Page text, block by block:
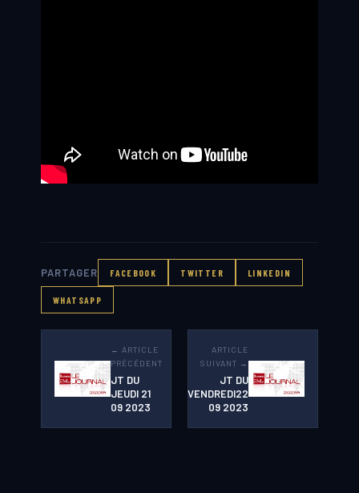
PARTAGER FACEBOOK TWITTER LINKEDIN
WHATSAPP
← ARTICLE
PRÉCÉDENT
JT DU
JEUDI 21
09 2023
ARTICLE
SUIVANT →
JT DU
VENDREDI22
09 2023